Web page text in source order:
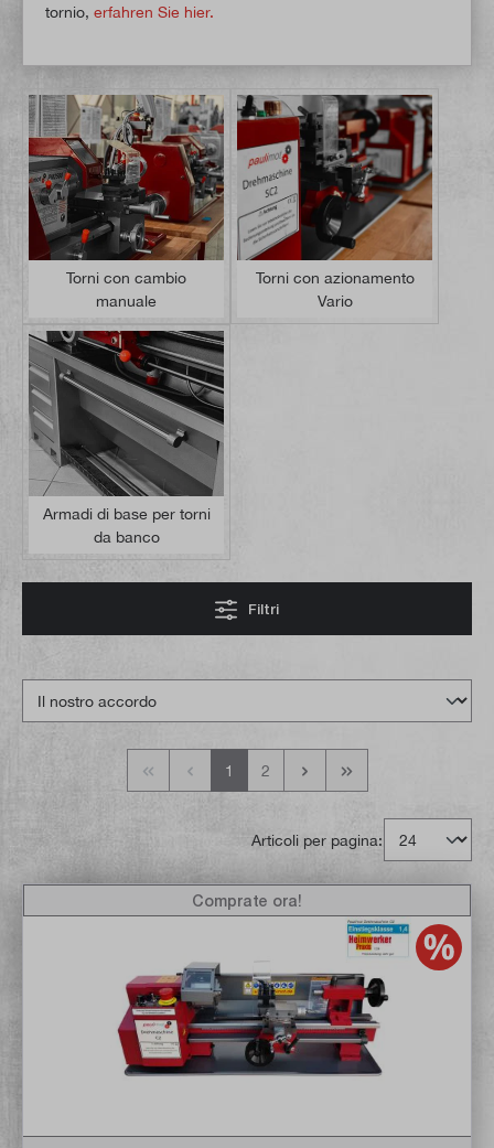
tornio, erfahren Sie hier.
Torni con cambio
manuale
Torni con azionamento
Vario
Armadi di base per torni
da banco
Filtri
1 2
Articoli per pagina:
Comprate ora!